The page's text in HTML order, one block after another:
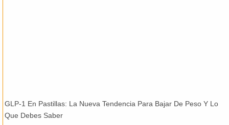
GLP-1 En Pastillas: La Nueva Tendencia Para Bajar De Peso Y Lo
Que Debes Saber